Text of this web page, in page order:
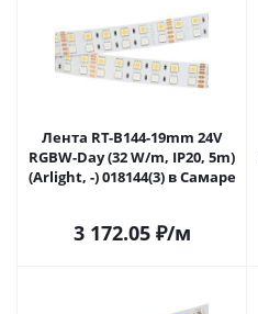
Лента RT-B144-19mm 24V
RGBW-Day (32 W/m, IP20, 5m)
(Arlight, -) 018144(3) в Самаре
3 172.05₽/м